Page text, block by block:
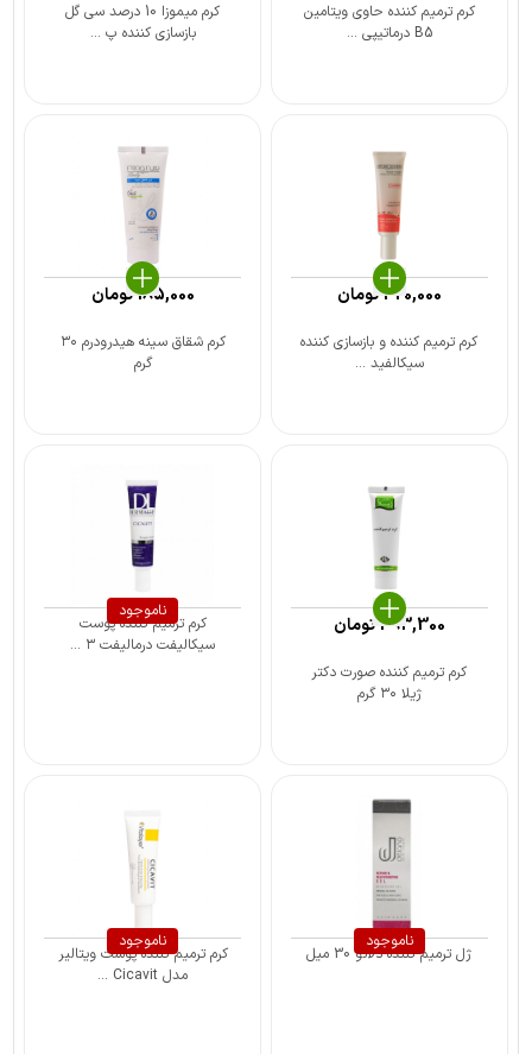
کرم ترمیم کننده حاوی ویتامین
B5 درماتیپی ...
کرم میموزا 10 درصد سی گل
بازسازی کننده پ ...
کرم ترمیم کننده و بازسازی کننده
سیکالفید ...
320,000تومان
کرم شقاق سینه هیدرودرم ۳۰
گرم
185,000تومان
کرم ترمیم کننده صورت دکتر
ژیلا ۳۰ گرم
393,300تومان
ناموجود
کرم ترمیم کننده پوست
سیکالیفت درمالیفت ۳ ...
ناموجود
ژل ترمیم کننده دلانو 30 میل
ناموجود
کرم ترمیم کننده پوست ویتالیر
مدل Cicavit ...